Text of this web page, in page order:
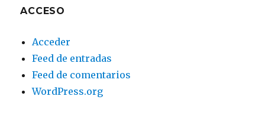
ACCESO
Acceder
Feed de entradas
Feed de comentarios
WordPress.org